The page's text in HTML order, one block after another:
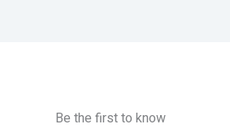
Be the first to know